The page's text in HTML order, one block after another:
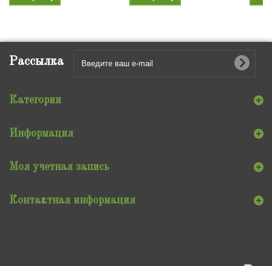
Рассылка
Категории
Информация
Моя учетная запись
Контактная информация